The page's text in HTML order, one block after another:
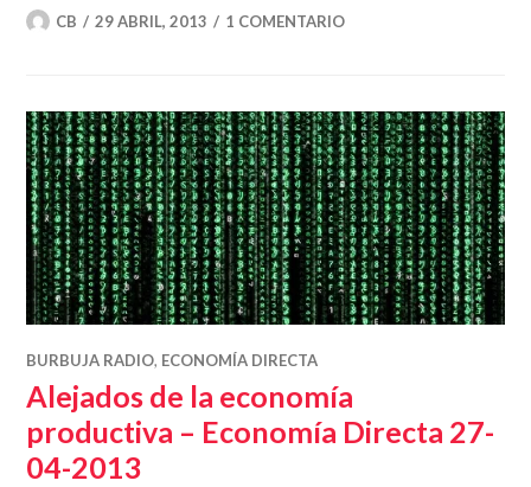
CB 29 ABRIL, 2013 1 COMENTARIO
BURBUJA RADIO, ECONOMÍA DIRECTA
Alejados de la economía
productiva – Economía Directa 27-
04-2013